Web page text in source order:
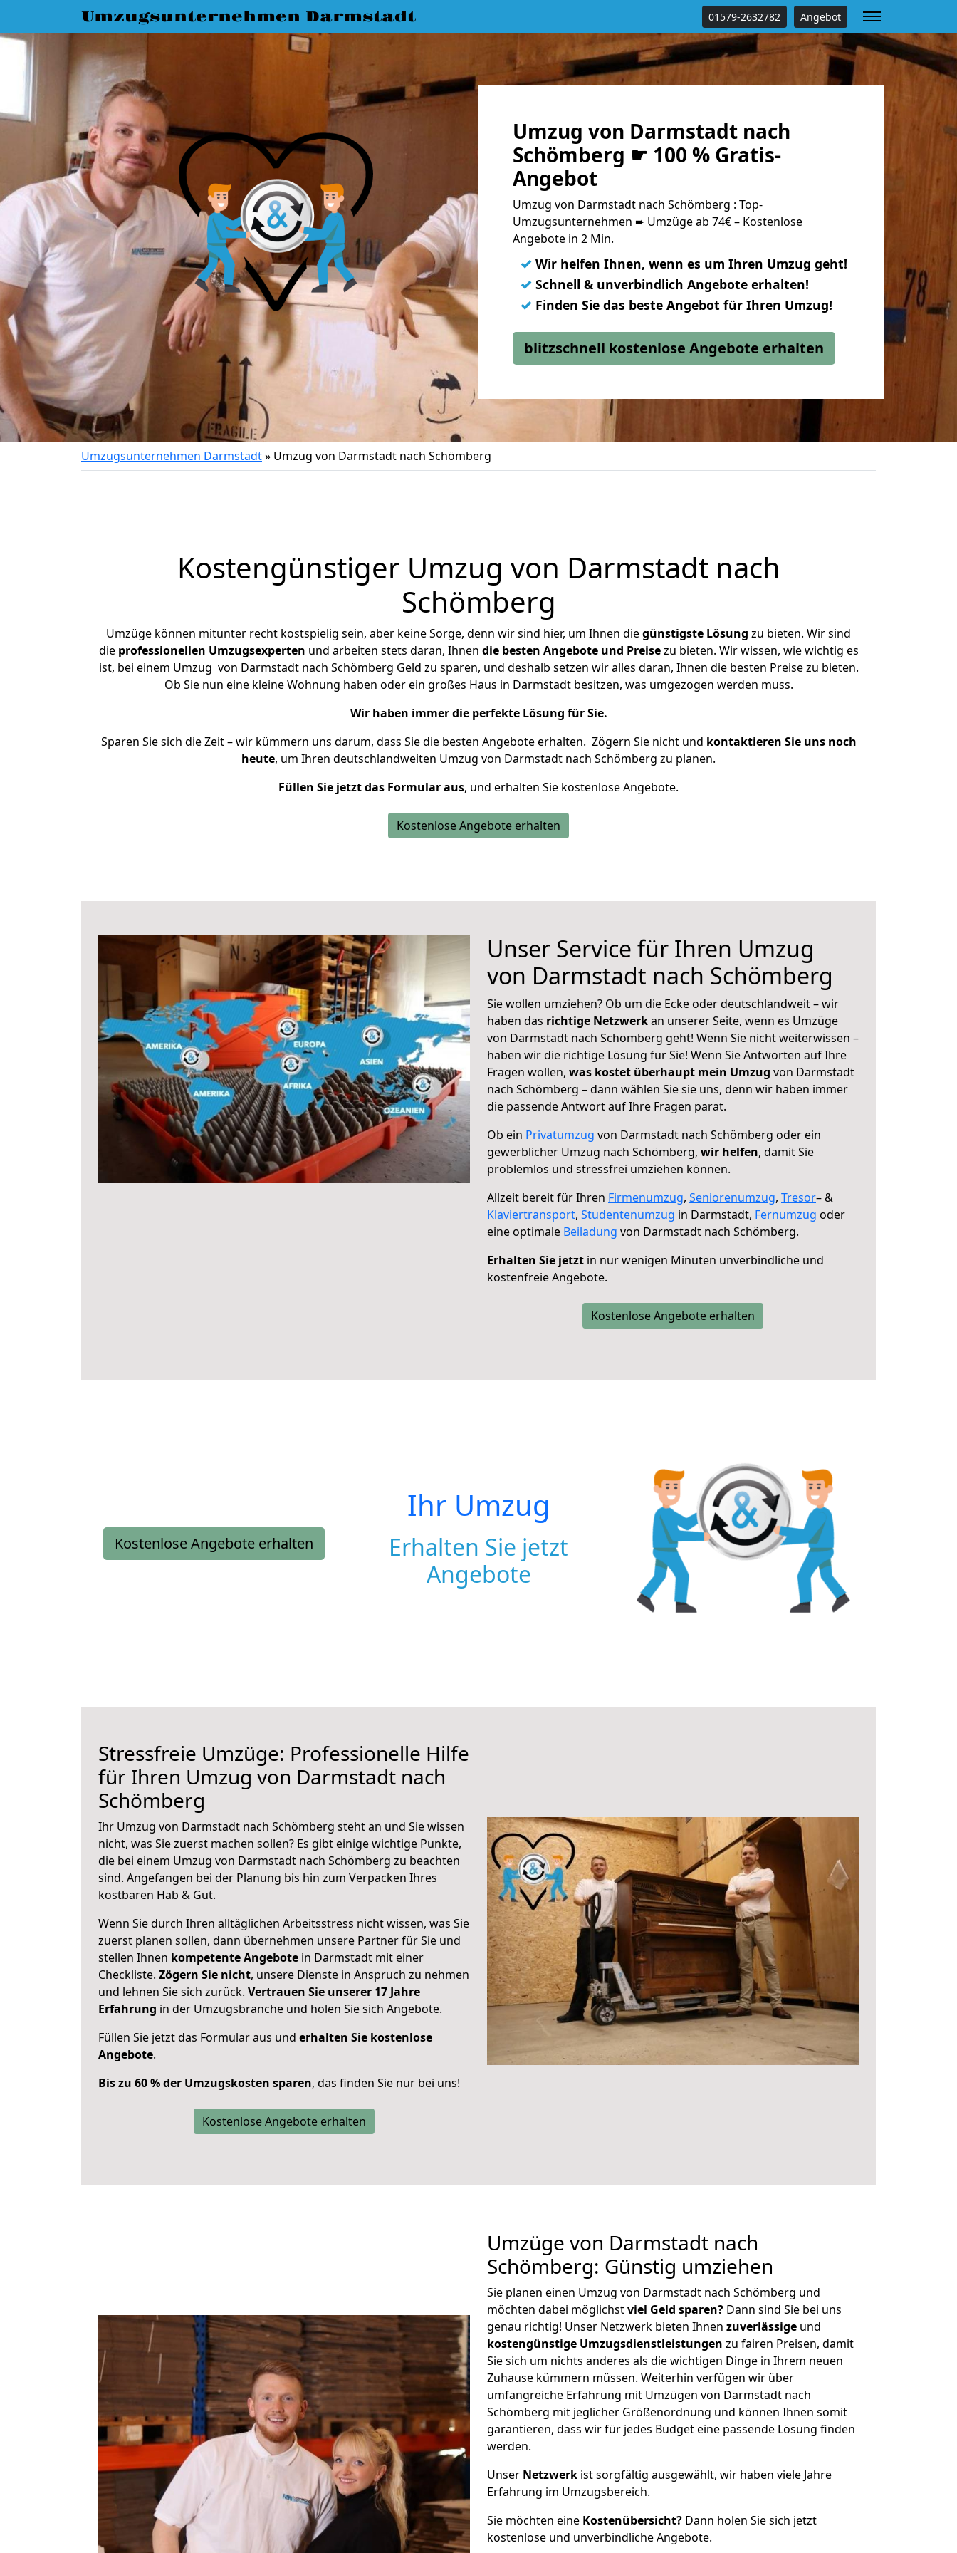
Umzugsunternehmen Darmstadt 01579-2632782 Angebot
Umzug von Darmstadt nach
Schömberg ☛ 100 % Gratis-
Angebot
Umzug von Darmstadt nach Schömberg : Top-
Umzugsunternehmen ➨ Umzüge ab 74€ – Kostenlose
Angebote in 2 Min.
✓ Wir helfen Ihnen, wenn es um Ihren Umzug geht!
✓ Schnell & unverbindlich Angebote erhalten!
✓ Finden Sie das beste Angebot für Ihren Umzug!
blitzschnell kostenlose Angebote erhalten
Umzugsunternehmen Darmstadt» Umzug von Darmstadt nach Schömberg
Kostengünstiger Umzug von Darmstadt nach
Schömberg
Umzüge können mitunter recht kostspielig sein, aber keine Sorge, denn wir sind hier, um Ihnen diegünstigste Lösung zu bieten. Wir sind
die professionellen Umzugsexperten und arbeiten stets daran, Ihnen die besten Angebote und Preisezu bieten. Wir wissen, wie wichtig es
ist, bei einem Umzug von Darmstadt nach Schömberg Geld zu sparen, und deshalb setzen wir alles daran, Ihnen die besten Preise zu bieten.
Ob Sie nun eine kleine Wohnung haben oder ein großes Haus in Darmstadt besitzen, was umgezogen werden muss.
Wir haben immer die perfekte Lösung für Sie.
Sparen Sie sich die Zeit – wir kümmern uns darum, dass Sie die besten Angebote erhalten. Zögern Sie nicht und kontaktieren Sie uns noch
heute, um Ihren deutschlandweiten Umzug von Darmstadt nach Schömberg zu planen.
Füllen Sie jetzt das Formular aus, und erhalten Sie kostenlose Angebote.
Kostenlose Angebote erhalten
Unser Service für Ihren Umzug
von Darmstadt nach Schömberg
Sie wollen umziehen? Ob um die Ecke oder deutschlandweit – wir
haben das richtige Netzwerkan unserer Seite, wenn es Umzüge
von Darmstadt nach Schömberg geht! Wenn Sie nicht weiterwissen –
haben wir die richtige Lösung für Sie! Wenn Sie Antworten auf Ihre
Fragen wollen, was kostet überhaupt mein Umzug von Darmstadt
nach Schömberg – dann wählen Sie sie uns, denn wir haben immer
die passende Antwort auf Ihre Fragen parat.
Ob ein Privatumzug von Darmstadt nach Schömberg oder ein
gewerblicher Umzug nach Schömberg, wir helfen, damit Sie
problemlos und stressfrei umziehen können.
Allzeit bereit für Ihren Firmenumzug, Seniorenumzug, Tresor– &
Klaviertransport, Studentenumzug in Darmstadt, Fernumzug oder
eine optimale Beiladung von Darmstadt nach Schömberg.
Erhalten Sie jetzt in nur wenigen Minuten unverbindliche und
kostenfreie Angebote.
Kostenlose Angebote erhalten
Kostenlose Angebote erhalten
Ihr Umzug
Erhalten Sie jetzt
Angebote
Stressfreie Umzüge: Professionelle Hilfe
für Ihren Umzug von Darmstadt nach
Schömberg
Ihr Umzug von Darmstadt nach Schömberg steht an und Sie wissen
nicht, was Sie zuerst machen sollen? Es gibt einige wichtige Punkte,
die bei einem Umzug von Darmstadt nach Schömberg zu beachten
sind. Angefangen bei der Planung bis hin zum Verpacken Ihres
kostbaren Hab & Gut.
Wenn Sie durch Ihren alltäglichen Arbeitsstress nicht wissen, was Sie
zuerst planen sollen, dann übernehmen unsere Partner für Sie und
stellen Ihnen kompetente Angebote in Darmstadt mit einer
Checkliste. Zögern Sie nicht, unsere Dienste in Anspruch zu nehmen
und lehnen Sie sich zurück. Vertrauen Sie unserer 17 Jahre
Erfahrung in der Umzugsbranche und holen Sie sich Angebote.
Füllen Sie jetzt das Formular aus und erhalten Sie kostenlose
Angebote.
Bis zu 60 % der Umzugskosten sparen, das finden Sie nur bei uns!
Kostenlose Angebote erhalten
Umzüge von Darmstadt nach
Schömberg: Günstig umziehen
Sie planen einen Umzug von Darmstadt nach Schömberg und
möchten dabei möglichstviel Geld sparen? Dann sind Sie bei uns
genau richtig! Unser Netzwerk bieten Ihnen zuverlässige und
kostengünstige Umzugsdienstleistungen zu fairen Preisen, damit
Sie sich um nichts anderes als die wichtigen Dinge in Ihrem neuen
Zuhause kümmern müssen. Weiterhin verfügen wir über
umfangreiche Erfahrung mit Umzügen von Darmstadt nach
Schömberg mit jeglicher Größenordnung und können Ihnen somit
garantieren, dass wir für jedes Budget eine passende Lösung finden
werden.
Unser Netzwerk ist sorgfältig ausgewählt, wir haben viele Jahre
Erfahrung im Umzugsbereich.
Sie möchten eine Kostenübersicht? Dann holen Sie sich jetzt
kostenlose und unverbindliche Angebote.